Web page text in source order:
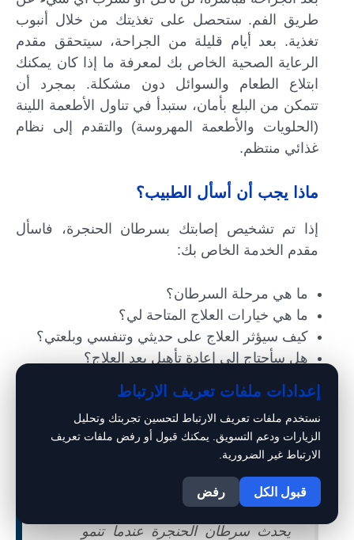
طريق الفم. ستحصل على تغذيتك من خلال أنبوب
تغذية. بعد أيام قليلة من الجراحة، سيتحقق مقدم
الرعاية الصحية الخاص بك لمعرفة ما إذا كان يمكنك
ابتلاع الطعام والسوائل دون مشكلة. بمجرد أن
تتمكن من البلع بأمان، ستبدأ في تناول الأطعمة اللينة
(الحلويات والأطعمة المهروسة) والتقدم إلى نظام
غذائي منتظم.
ماذا يجب أن أسأل الطبيب؟
إذا تم تشخيص إصابتك بسرطان الحنجرة، فاسأل
مقدم الخدمة الخاص بك:
ما هي مرحلة السرطان؟
ما هي خيارات العلاج المتاحة لي؟
كيف سيؤثر العلاج على حديثي وتنفسي وبلعتي؟
هل سأحتاج إلى إعادة تأهيل بعد العلاج؟
كيف يمكنني البقاء بصحة جيدة؟
ملاحظة:
يحدث سرطان الحنجرة عندما تنمو
إعدادات ملفات تعريف الارتباط
نستخدم ملفات تعريف الارتباط لتحسين تجربتك وتحليل
الزيارات ودعم التسويق. يمكنك قبول أو رفض ملفات تعريف
الارتباط غير الضرورية.
قبول الكل رفض